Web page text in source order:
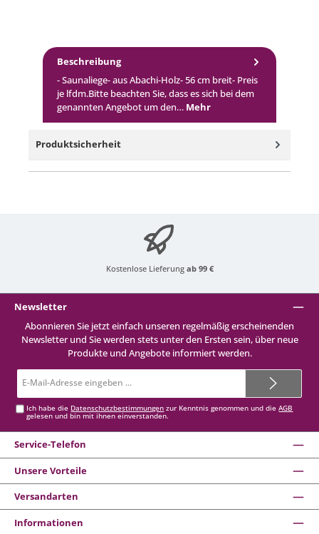
Beschreibung
- Saunaliege- aus Abachi-Holz- 56 cm breit- Preis
je lfdm.Bitte beachten Sie, dass es sich bei dem
genannten Angebot um den… Mehr
Produktsicherheit
Kostenlose Lieferung ab 99 €
Newsletter
Abonnieren Sie jetzt einfach unseren regelmäßig erscheinenden
Newsletter und Sie werden stets unter den Ersten sein, über neue
Produkte und Angebote informiert werden.
Mail-
Ich habe die Datenschutzbestimmungen zur Kenntnis genommen und dieAGB
gelesen und bin mit ihnen einverstanden.
Service-Telefon
Unsere Vorteile
Versandarten
Informationen